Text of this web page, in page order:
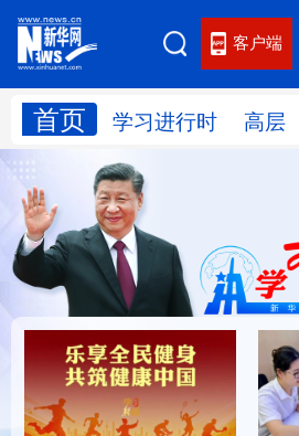
客户端
首页 学习进行时 高层
网站地图
学习进行时
国际 财经
思客智库 全
科技 科创
文化 书画